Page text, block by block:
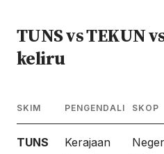
TUNS vs TEKUN
keliru
SKIM PENGENDALI SKOP
TUNS
Kerajaan